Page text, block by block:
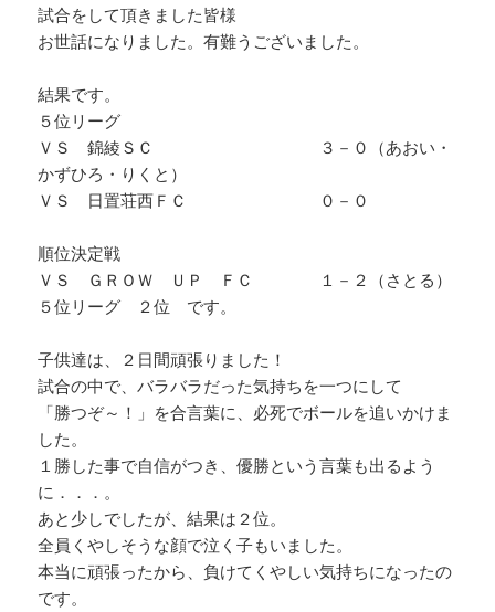
試合をして頂きました皆様
お世話になりました。有難うございました。
結果です。
５位リーグ
ＶＳ 錦綾ＳＣ ３－０（あおい・
かずひろ・りくと）
ＶＳ 日置荘西ＦＣ ０－０
順位決定戦
ＶＳ ＧＲＯＷ ＵＰ ＦＣ １－２（さとる）
５位リーグ ２位 です。
子供達は、２日間頑張りました！
試合の中で、バラバラだった気持ちを一つにして
「勝つぞ～！」を合言葉に、必死でボールを追いかけま
した。
１勝した事で自信がつき、優勝という言葉も出るよう
に．．．。
あと少しでしたが、結果は２位。
全員くやしそうな顔で泣く子もいました。
本当に頑張ったから、負けてくやしい気持ちになったの
です。